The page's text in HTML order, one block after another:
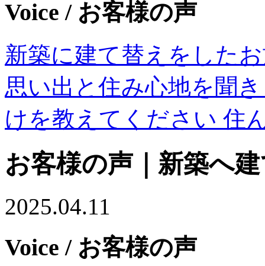
Voice / お客様の声
新築に建て替えをした
思い出と住み心地を聞
けを教えてください 住
お客様の声｜新築へ
2025.04.11
Voice / お客様の声